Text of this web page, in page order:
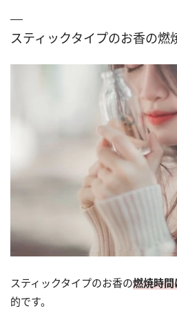
スティックタイプのお香の燃
スティックタイプのお香の燃焼時
的です。